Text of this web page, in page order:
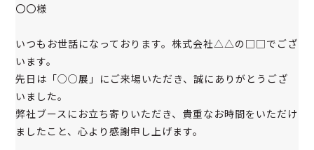
〇〇様
いつもお世話になっております。株式会社△△の□□でござ
います。
先日は「○○展」にご来場いただき、誠にありがとうござ
いました。
弊社ブースにお立ち寄りいただき、貴重なお時間をいただけ
ましたこと、心より感謝申し上げます。